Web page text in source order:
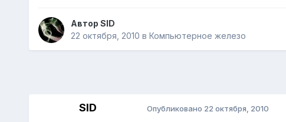
Автор SID
22 октября, 2010 в Компьютерное железо
SID Опубликовано 22 октября, 2010